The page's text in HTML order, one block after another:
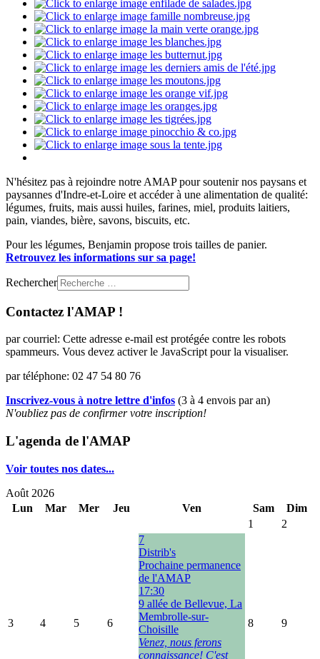
N'hésitez pas à rejoindre notre AMAP pour soutenir nos paysans et
paysannes d'Indre-et-Loire et accéder à une alimentation de qualité:
légumes, fruits, mais aussi huiles, farines, miel, produits laitiers,
pain, viandes, bière, savons, biscuits, etc.
Pour les légumes, Benjamin propose trois tailles de panier.
Retrouvez les informations sur sa page!
Rechercher
Contactez l'AMAP !
par courriel: Cette adresse e-mail est protégée contre les robots
spammeurs. Vous devez activer le JavaScript pour la visualiser.
par téléphone: 02 47 54 80 76
Inscrivez-vous à notre lettre d'infos (3 à 4 envois par an)
N'oubliez pas de confirmer votre inscription!
L'agenda de l'AMAP
Voir toutes nos dates...
Août 2026
Lun
Mar Mer Jeu Ven Sam
Dim
1
2
3 4 5 6
7
Distrib's
Prochaine permanence
de l'AMAP
17:30
9 allée de Bellevue, La
Membrolle-sur-
Choisille
Venez, nous ferons
connaissance! C'est
8 9